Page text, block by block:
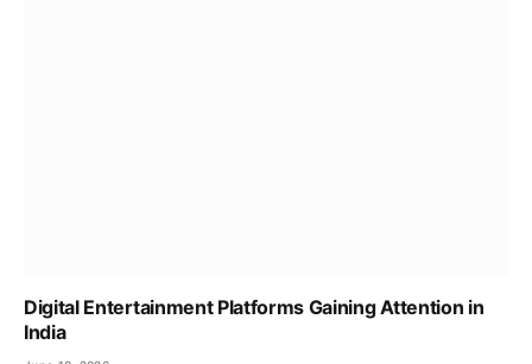
Digital Entertainment Platforms Gaining Attention in
India